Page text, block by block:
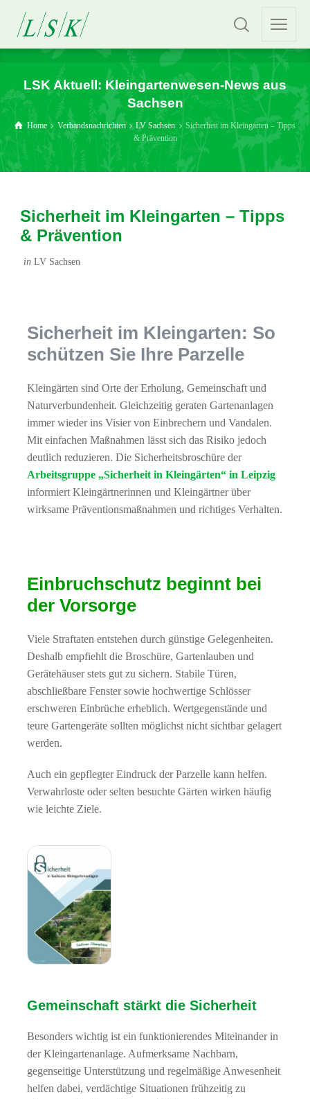
LSK Aktuell: Kleingartenwesen-News aus
Sachsen
Home Verbandsnachrichten LV Sachsen
Sicherheit im Kleingarten – Tipps
& Prävention
Sicherheit im Kleingarten – Tipps
& Prävention
in LV Sachsen
Sicherheit im Kleingarten: So
schützen Sie Ihre Parzelle
Kleingärten sind Orte der Erholung, Gemeinschaft und
Naturverbundenheit. Gleichzeitig geraten Gartenanlagen
immer wieder ins Visier von Einbrechern und Vandalen.
Mit einfachen Maßnahmen lässt sich das Risiko jedoch
deutlich reduzieren. Die Sicherheitsbroschüre der
Arbeitsgruppe „Sicherheit in Kleingärten“ in Leipzig
informiert Kleingärtnerinnen und Kleingärtner über
wirksame Präventionsmaßnahmen und richtiges Verhalten.
Einbruchschutz beginnt bei
der Vorsorge
Viele Straftaten entstehen durch günstige Gelegenheiten.
Deshalb empfiehlt die Broschüre, Gartenlauben und
Gerätehäuser stets gut zu sichern. Stabile Türen,
abschließbare Fenster sowie hochwertige Schlösser
erschweren Einbrüche erheblich. Wertgegenstände und
teure Gartengeräte sollten möglichst nicht sichtbar gelagert
werden.
Auch ein gepflegter Eindruck der Parzelle kann helfen.
Verwahrloste oder selten besuchte Gärten wirken häufig
wie leichte Ziele.
Gemeinschaft stärkt die Sicherheit
Besonders wichtig ist ein funktionierendes Miteinander in
der Kleingartenanlage. Aufmerksame Nachbarn,
gegenseitige Unterstützung und regelmäßige Anwesenheit
helfen dabei, verdächtige Situationen frühzeitig zu